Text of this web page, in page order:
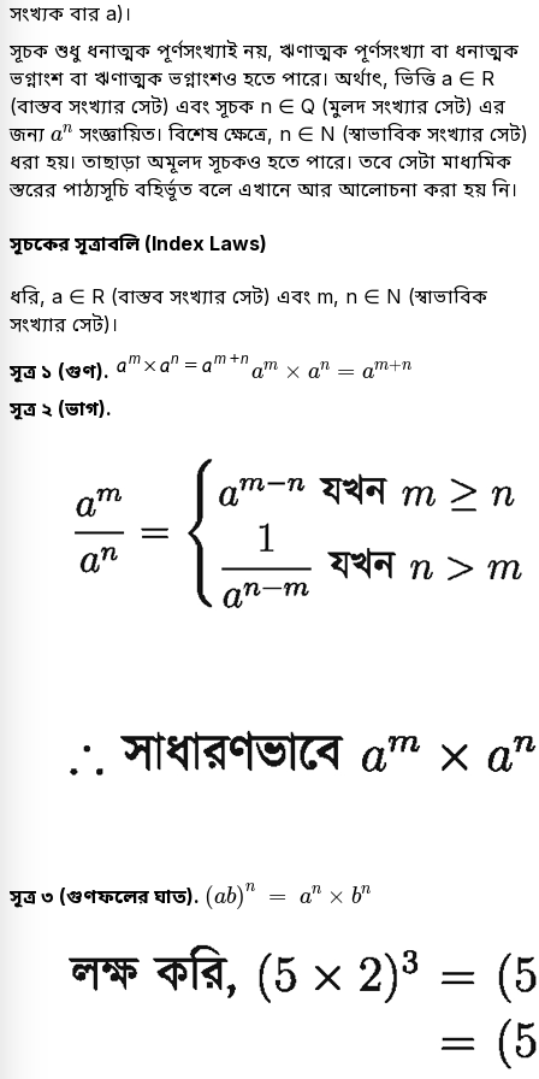
সংখ্যক বার a)।
সূচক শুধু ধনাত্মক পূর্ণসংখ্যাই নয়, ঋণাত্মক পূর্ণসংখ্যা বা ধনাত্মক
ভগ্নাংশ বা ঋণাত্মক ভগ্নাংশও হতে পারে। অর্থাৎ, ভিত্তি a ∈ R
(বাস্তব সংখ্যার সেট) এবং সূচক n ∈ Q (মুলদ সংখ্যার সেট) এর
জন্য an
an সংজ্ঞায়িত। বিশেষ ক্ষেত্রে, n ∈ N (স্বাভাবিক সংখ্যার সেট)
ধরা হয়। তাছাড়া অমূলদ সূচকও হতে পারে। তবে সেটা মাধ্যমিক
স্তরের পাঠ্যসূচি বহির্ভূত বলে এখানে আর আলোচনা করা হয় নি।
সূচকের সূত্রাবলি (Index Laws)
ধরি, a ∈ R (বাস্তব সংখ্যার সেট) এবং m, n ∈ N (স্বাভাবিক
সংখ্যার সেট)।
সূত্র ১ (গুণ).
am × an = am+n
am × n m+n
সূত্র ২ (ভাগ).
সূত্র ৩ (গুণফলের ঘাত). (ab)n = an × bn
( b)n n × bn